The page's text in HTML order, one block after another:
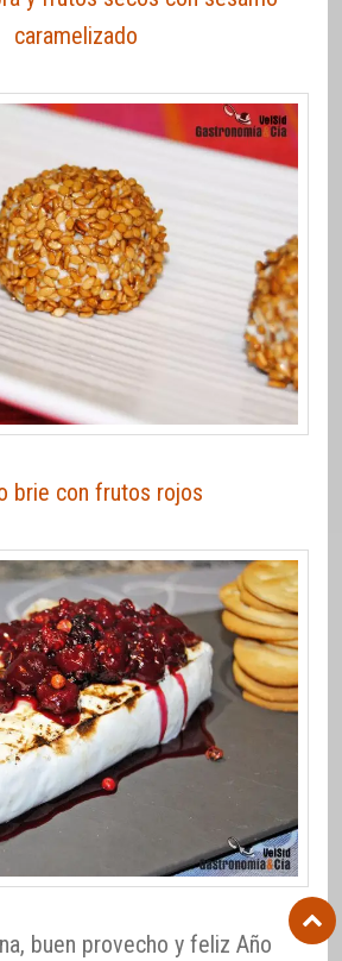
caramelizado
brie con frutos rojos
buen provecho y feliz Año